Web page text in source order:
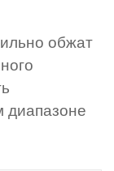
обжат
диапазоне